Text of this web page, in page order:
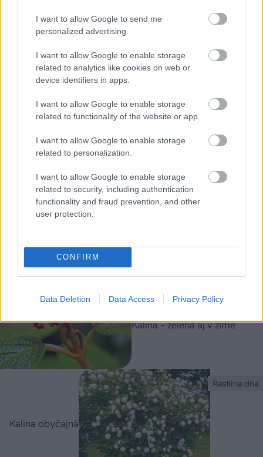
I want to allow Google to send me
personalized advertising.
I want to allow Google to enable storage
related to analytics like cookies on web or
device identifiers in apps.
I want to allow Google to enable storage
related to functionality of the website or app.
I want to allow Google to enable storage
related to personalization.
I want to allow Google to enable storage
related to security, including authentication
functionality and fraud prevention, and other
user protection.
CONFIRM
Data Deletion Data Access Privacy Policy
Vnútorné žalúzie sú v 40-stupňových
horúčavách pasca: Prečo z okna robia radiátor
neprísť o tisíce eur
Okrasná záhrada
Kalina – zelená aj v zime
Rastlina dňa
Kalina obyčajná